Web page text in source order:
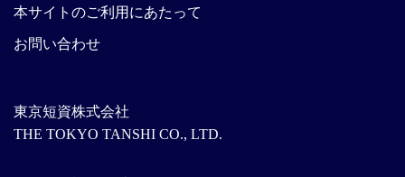
東京短資株式会社
THE TOKYO TANSHI CO., LTD.
本サイトのご利用にあたって
お問い合わせ